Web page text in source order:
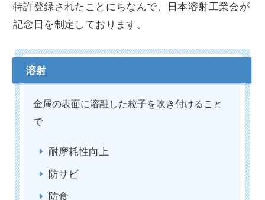
特許登録されたことにちなんで、日本溶射工業会が
記念日を制定しております。
金属の表面に溶融した粒子を吹き付けること
で
耐摩耗性向上
防サビ
防食